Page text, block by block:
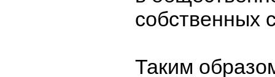
собственных
Таким